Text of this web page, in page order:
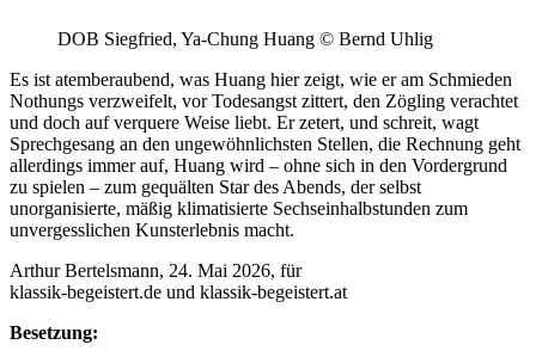
DOB Siegfried, Ya-Chung Huang © Bernd Uhlig
Es ist atemberaubend, was Huang hier zeigt, wie er am Schmieden
Nothungs verzweifelt, vor Todesangst zittert, den Zögling verachtet
und doch auf verquere Weise liebt. Er zetert, und schreit, wagt
Sprechgesang an den ungewöhnlichsten Stellen, die Rechnung geht
allerdings immer auf, Huang wird – ohne sich in den Vordergrund
zu spielen – zum gequälten Star des Abends, der selbst
unorganisierte, mäßig klimatisierte Sechseinhalbstunden zum
unvergesslichen Kunsterlebnis macht.
Arthur Bertelsmann, 24. Mai 2026, für
klassik-begeistert.de und klassik-begeistert.at
Besetzung: